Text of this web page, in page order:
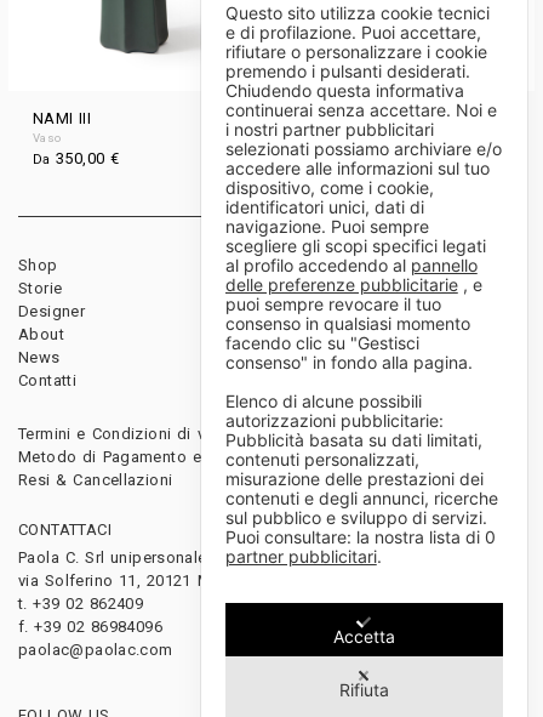
NAMI III
Vaso
Da350,00 €
CHAMELEA II
Vaso
Da190,00€
Shop
Storie
Designer
About
News
Contatti
Rivenditori
Download
Diventa rivenditore
Termini e Condizioni di vendita
Metodo di Pagamento e Spedizioni
Resi & Cancellazioni
CONTATTACI
Paola C. Srl unipersonale
via Solferino 11, 20121 Milano, Italy
t. +39 02 862409
f. +39 02 86984096
paolac@paolac.com
Questo sito utilizza cookie tecnici
e di profilazione. Puoi accettare,
rifiutare o personalizzare i cookie
premendo i pulsanti desiderati.
Chiudendo questa informativa
continuerai senza accettare. Noi e
i nostri partner pubblicitari
selezionati possiamo archiviare e/o
accedere alle informazioni sul tuo
dispositivo, come i cookie,
identificatori unici, dati di
navigazione. Puoi sempre
scegliere gli scopi specifici legati
al profilo accedendo al pannello
delle preferenze pubblicitarie, e
puoi sempre revocare il tuo
consenso in qualsiasi momento
facendo clic su "Gestisci
consenso" in fondo alla pagina.
Elenco di alcune possibili
autorizzazioni pubblicitarie:
Pubblicità basata su dati limitati,
contenuti personalizzati,
misurazione delle prestazioni dei
contenuti e degli annunci, ricerche
sul pubblico e sviluppo di servizi.
Puoi consultare: la nostra lista di 0
partner pubblicitari.
Accetta
Rifiuta